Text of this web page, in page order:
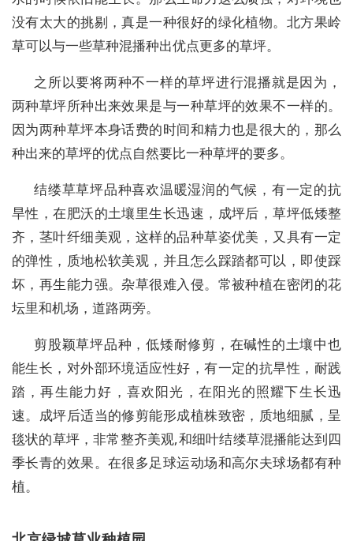
没有太大的挑剔，真是一种很好的绿化植物。北方果岭
草可以与一些草种混播种出优点更多的草坪。
之所以要将两种不一样的草坪进行混播就是因为，
两种草坪所种出来效果是与一种草坪的效果不一样的。
因为两种草坪本身话费的时间和精力也是很大的，那么
种出来的草坪的优点自然要比一种草坪的要多。
结缕草草坪品种喜欢温暖湿润的气候，有一定的抗
旱性，在肥沃的土壤里生长迅速，成坪后，草坪低矮整
齐，茎叶纤细美观，这样的品种草姿优美，又具有一定
的弹性，质地松软美观，并且怎么踩踏都可以，即使踩
坏，再生能力强。杂草很难入侵。常被种植在密闭的花
坛里和机场，道路两旁。
剪股颖草坪品种，低矮耐修剪，在碱性的土壤中也
能生长，对外部环境适应性好，有一定的抗旱性，耐践
踏，再生能力好，喜欢阳光，在阳光的照耀下生长迅
速。成坪后适当的修剪能形成植株致密，质地细腻，呈
毯状的草坪，非常整齐美观,和细叶结缕草混播能达到四
季长青的效果。在很多足球运动场和高尔夫球场都有种
植。